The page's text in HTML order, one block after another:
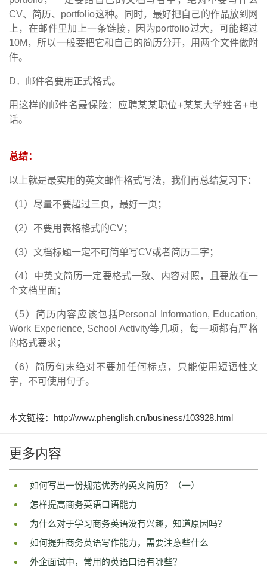
CV、简历、 portfolio这种。同时，最好把自己的作品放到网
上，在邮件里加上一条链接，因为portfolio过大，可能超过
10M ，所以一般要把它和自己的简历分开，用两个文件做附
件。
D ．邮件名要用正式格式。
用这样的邮件名最保险：应聘某某职位+某某大学姓名+电
话。
总结：
以上就是最实用的英文邮件格式写法，我们再总结复习下：
（1）尽量不要超过三页，最好一页；
（2）不要用表格格式的CV；
（3）文档标题一定不可简单写CV或者简历二字；
（4）中英文简历一定要格式一致、内容对照，且要放在一
个文档里面；
（5）简历内容应该包括Personal Information, Education,
Work Experience, School Activity等几项，每一项都有严格
的格式要求；
（6）简历句末绝对不要加任何标点，只能使用短语性文
字，不可使用句子。
本文链接：http://www.phenglish.cn/business/103928.html
更多内容
如何写出一份规范优秀的英文简历？（一）
怎样提高商务英语口语能力
为什么对于学习商务英语没有兴趣，知道原因吗？
如何提升商务英语写作能力，需要注意些什么
外企面试中，常用的英语口语有哪些？